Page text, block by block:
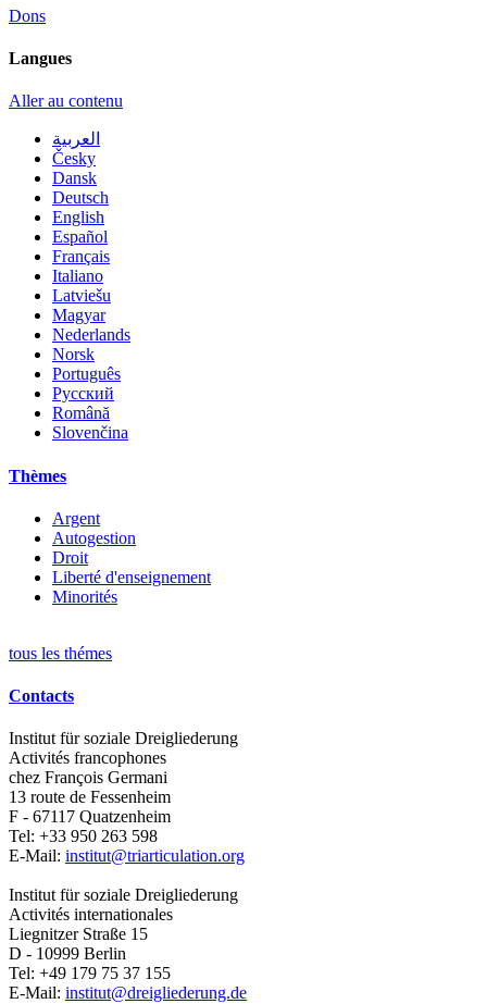
Dons
Langues
Aller au contenu
العربية
Česky
Dansk
Deutsch
English
Español
Français
Italiano
Latviešu
Magyar
Nederlands
Norsk
Português
Русский
Română
Slovenčina
Thèmes
Argent
Autogestion
Droit
Liberté d'enseignement
Minorités
tous les thémes
Contacts
Institut für soziale Dreigliederung
Activités francophones
chez François Germani
13 route de Fessenheim
F - 67117 Quatzenheim
Tel: +33 950 263 598
E-Mail: institut@triarticulation.org
Institut für soziale Dreigliederung
Activités internationales
Liegnitzer Straße 15
D - 10999 Berlin
Tel: +49 179 75 37 155
E-Mail: institut@dreigliederung.de